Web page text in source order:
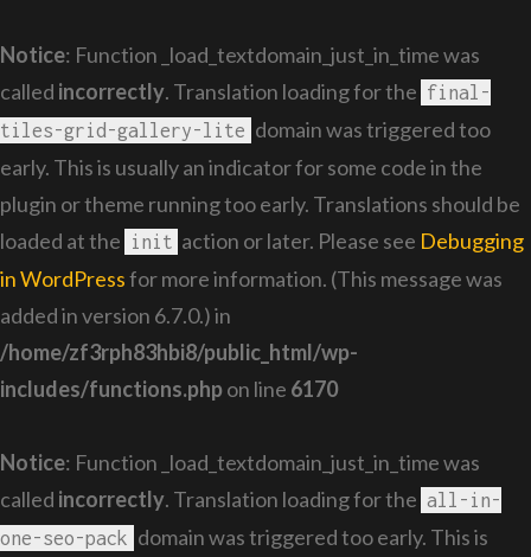
Notice: Function _load_textdomain_just_in_time was
called incorrectly. Translation loading for the final-
tiles-grid-gallery-lite domain was triggered too
early. This is usually an indicator for some code in the
plugin or theme running too early. Translations should be
loaded at the
init action or later. Please see Debugging
in WordPressfor more information. (This message was
added in version 6.7.0.) in
/home/zf3rph83hbi8/public_html/wp-
includes/functions.phpon line 6170
Notice: Function _load_textdomain_just_in_time was
called incorrectly. Translation loading for the all-in-
one-seo-pack domain was triggered too early. This is